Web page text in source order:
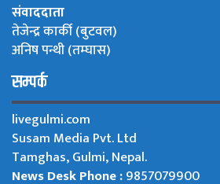
संवाददाता
तेजेन्द्र कार्की (बुटवल)
अनिष पन्थी (तम्घास)
सम्पर्क
livegulmi.com
Susam Media Pvt. Ltd
Tamghas, Gulmi, Nepal.
News Desk Phone :9857079900